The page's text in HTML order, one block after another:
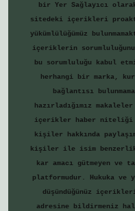
bir Yer Sağlayıcı
sitedeki içerikleri
yükümlülüğümüz
içeriklerin
bu sorumluluğu kabul
herhangi bir marka,
bağlantısı
hazırladığımız
içerikler haber niteliği
kişiler hakkında
kişiler ile isim
kar amacı gütmeyen ve
platformudur. Hukuka ve
düşündüğünüz
adresine bildirmeniz